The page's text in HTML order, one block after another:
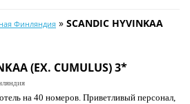
Финляндия » SCANDIC HYVINKAA
(EX. CUMULUS) 3*
на 40 номеров. Приветливый персонал,